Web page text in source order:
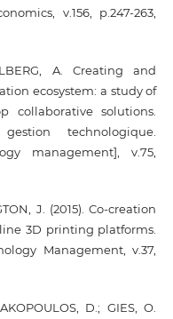
v.156, p.247-263,
A. Creating and
ecosystem: a study of
collaborative solutions.
technologique.
management], v.75,
J. (2015). Co-creation
3D printing platforms.
Management, v.37,
D.; GIES, O.